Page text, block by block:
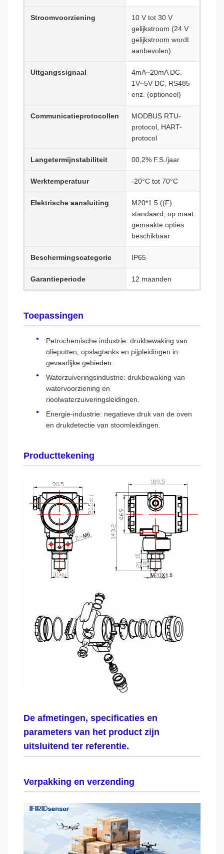
Stroomvoorziening
10 V tot 30 V
gelijkstroom (24 V
gelijkstroom wordt
aanbevolen)
Uitgangssignaal
4mA~20mA DC,
1V~5V DC, RS485
enz. (optioneel)
Communicatieprotocollen
MODBUS RTU-
protocol, HART-
protocol
Langetermijnstabiliteit 00,2% F.S./jaar
Werktemperatuur -20°C tot 70°C
Elektrische aansluiting
M20*1.5 ((F)
standaard, op maat
gemaakte opties
beschikbaar
Beschermingscategorie IP65
Garantieperiode 12 maanden
Toepassingen
Petrochemische industrie: drukbewaking van
olieputten, opslagtanks en pijpleidingen in
gevaarlijke gebieden.
Waterzuiveringsindustrie: drukbewaking van
watervoorziening en
rioolwaterzuiveringsleidingen.
Energie-industrie: negatieve druk van de oven
en drukdetectie van stoomleidingen.
Producttekening
De afmetingen, specificaties en
parameters van het product zijn
uitsluitend ter referentie.
Verpakking en verzending